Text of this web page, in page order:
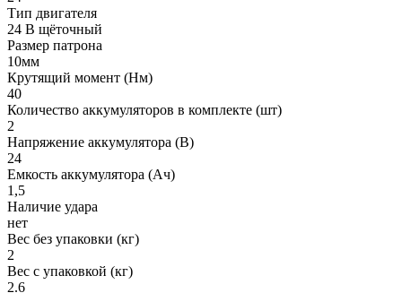
Тип двигателя
24 В щёточный
Размер патрона
10мм
Крутящий момент (Нм)
40
Количество аккумуляторов в комплекте (шт)
2
Напряжение аккумулятора (В)
24
Емкость аккумулятора (Ач)
1,5
Наличие удара
нет
Вес без упаковки (кг)
2
Вес с упаковкой (кг)
2.6